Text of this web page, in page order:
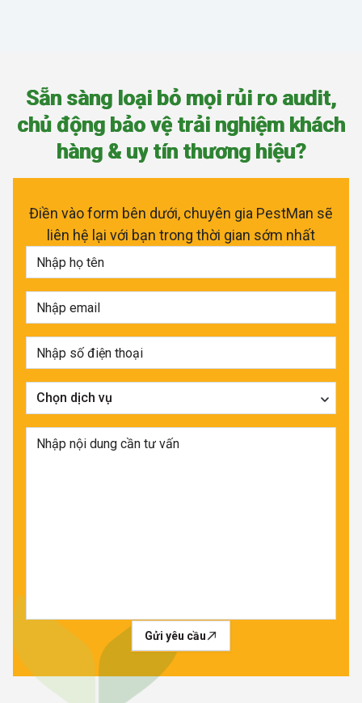
Sẵn sàng loại bỏ mọi rủi ro audit,
chủ động bảo vệ trải nghiệm khách
hàng & uy tín thương hiệu?
Điền vào form bên dưới, chuyên gia PestMan sẽ
liên hệ lại với bạn trong thời gian sớm nhất
Chọn dịch vụ
Gửi yêu cầu